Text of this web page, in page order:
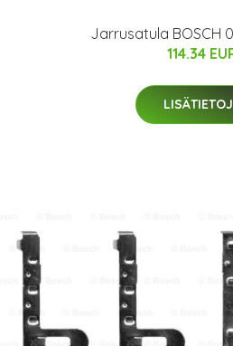
Jarrusatula BOSCH
114.34